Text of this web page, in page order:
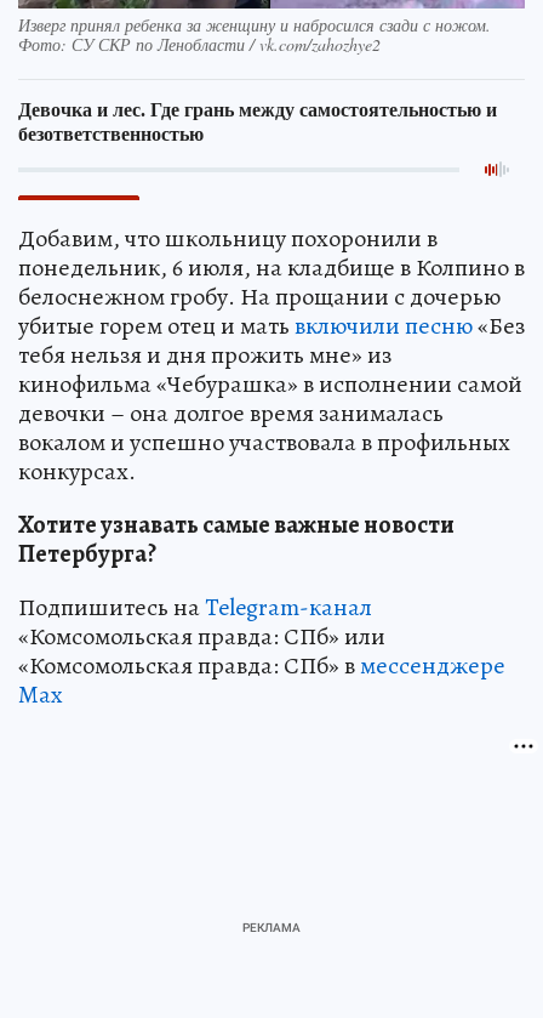
Изверг принял ребенка за женщину и набросился сзади с ножом.
Фото: СУ СКР по Ленобласти / vk.com/zahozhye2
Добавим, что школьницу похоронили в
понедельник, 6 июля, на кладбище в Колпино в
белоснежном гробу. На прощании с дочерью
убитые горем отец и матьвключили песню«Без
тебя нельзя и дня прожить мне» из
кинофильма «Чебурашка» в исполнении самой
девочки – она долгое время занималась
вокалом и успешно участвовала в профильных
конкурсах.
Хотите узнавать самые важные новости
Петербурга?
Подпишитесь наTelegram-канал
«Комсомольская правда: СПб» или
«Комсомольская правда: СПб» вмессенджере
Max